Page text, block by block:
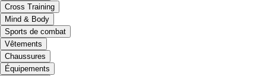
Cross Training
Mind & Body
Sports de combat
Vêtements
Chaussures
Équipements